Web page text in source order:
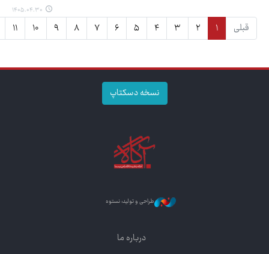
۱۴۰۵.۰۴.۳۰
قبلی ۱ ۲ ۳ ۴ ۵ ۶ ۷ ۸ ۹ ۱۰ ۱۱
نسخه دسکتاپ
طراحی و تولید: نستوه
درباره ما